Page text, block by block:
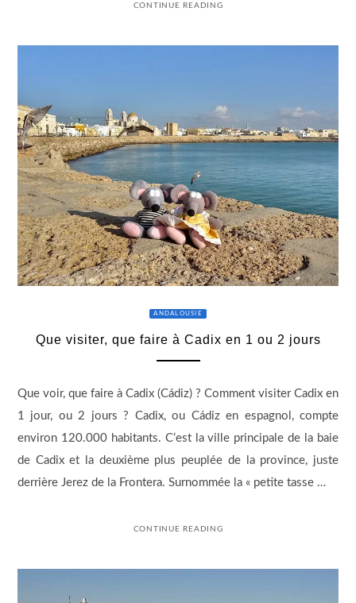
CONTINUE READING
ANDALOUSIE
Que visiter, que faire à Cadix en 1 ou 2 jours
Que voir, que faire à Cadix (Cádiz) ? Comment visiter Cadix en
1 jour, ou 2 jours ? Cadix, ou Cádiz en espagnol, compte
environ 120.000 habitants. C’est la ville principale de la baie
de Cadix et la deuxième plus peuplée de la province, juste
derrière Jerez de la Frontera. Surnommée la « petite tasse …
CONTINUE READING